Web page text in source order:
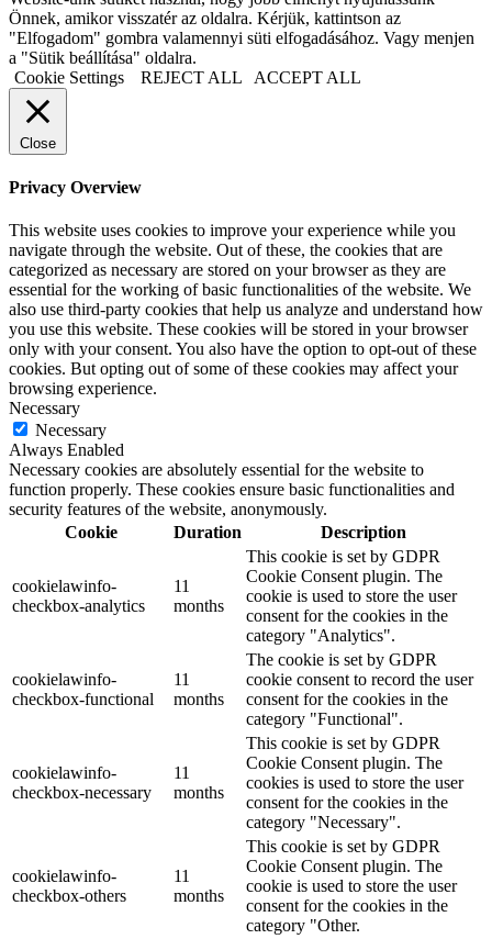
Önnek, amikor visszatér az oldalra. Kérjük, kattintson az
"Elfogadom" gombra valamennyi süti elfogadásához. Vagy menjen
a "Sütik beállítása" oldalra.
Cookie Settings
REJECT ALL ACCEPT ALL
Close
Privacy Overview
This website uses cookies to improve your experience while you
navigate through the website. Out of these, the cookies that are
categorized as necessary are stored on your browser as they are
essential for the working of basic functionalities of the website. We
also use third-party cookies that help us analyze and understand how
you use this website. These cookies will be stored in your browser
only with your consent. You also have the option to opt-out of these
cookies. But opting out of some of these cookies may affect your
browsing experience.
Necessary
Necessary
Always Enabled
Necessary cookies are absolutely essential for the website to
function properly. These cookies ensure basic functionalities and
security features of the website, anonymously.
Cookie
Duration Description
cookielawinfo-
checkbox-analytics
11
months
This cookie is set by GDPR
Cookie Consent plugin. The
cookie is used to store the user
consent for the cookies in the
category "Analytics".
cookielawinfo-
checkbox-functional
11
months
The cookie is set by GDPR
cookie consent to record the user
consent for the cookies in the
category "Functional".
cookielawinfo-
checkbox-necessary
11
months
This cookie is set by GDPR
Cookie Consent plugin. The
cookies is used to store the user
consent for the cookies in the
category "Necessary".
cookielawinfo-
checkbox-others
11
months
This cookie is set by GDPR
Cookie Consent plugin. The
cookie is used to store the user
consent for the cookies in the
category "Other.